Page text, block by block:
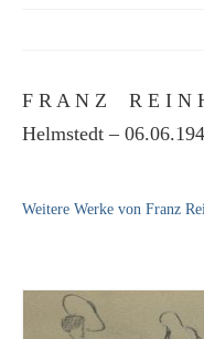
George Paice
F R A N Z R E I N
Helmstedt –
Weitere Werke von Franz